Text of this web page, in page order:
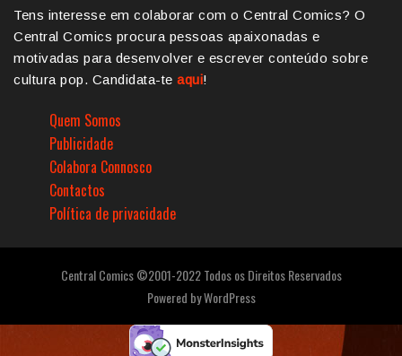
Tens interesse em colaborar com o Central Comics? O
Central Comics procura pessoas apaixonadas e
motivadas para desenvolver e escrever conteúdo sobre
cultura pop. Candidata-te aqui!
Quem Somos
Publicidade
Colabora Connosco
Contactos
Política de privacidade
Central Comics ©2001-2022 Todos os Direitos Reservados
Powered byWordPress